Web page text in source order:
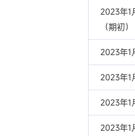
2023年1
（期初）
2023年1
2023年1
2023年1
2023年1